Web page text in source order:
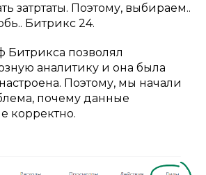
затртаты. Поэтому, выбираем..
Битрикс 24.
Битрикса позволял
аналитику и она была
Поэтому, мы начали
почему данные
корректно.